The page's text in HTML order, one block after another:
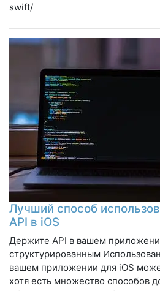
swift/
Лучший способ
API в iOS
Держите API в вашем
структурированным
вашем приложении для iOS
хотя есть множество способов